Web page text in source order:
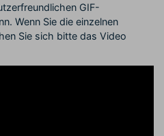
GIF-
Wenn Sie die einzelnen
Sie sich bitte das Video